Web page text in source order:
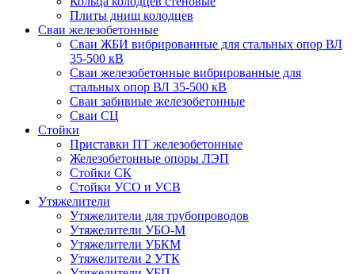
Плиты днищ колодцев
Сваи железобетонные
Сваи ЖБИ вибрированные для стальных опор ВЛ
35-500 кВ
Сваи железобетонные вибрированные для
стальных опор ВЛ 35-500 кВ
Сваи забивные железобетонные
Сваи СЦ
Стойки
Приставки ПТ железобетонные
Железобетонные опоры ЛЭП
Стойки СК
Стойки УСО и УСВ
Утяжелители
Утяжелители для трубопроводов
Утяжелители УБО-М
Утяжелители УБКМ
Утяжелители 2 УТК